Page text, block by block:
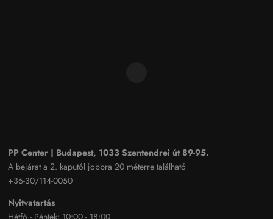
PP Center | Budapest, 1033 Szentendrei út 89-95.
A bejárat a 2. kaputól jobbra 20 méterre található
+36-30/114-0050
Nyitvatartás